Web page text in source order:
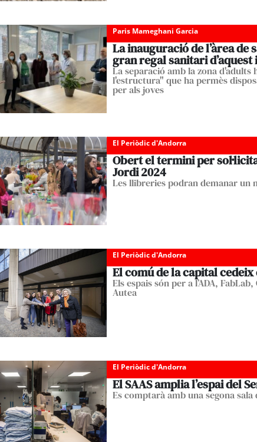
Paris Mameghani Garcia
La inauguració de l’àrea
gran regal sanitari
La separació amb la zona d'adults
l'estructura" que ha permès
per als joves
El Periòdic d'Andorra
Obert el termini per
Jordi 2024
Les llibreries podran demanar un
El Periòdic d'Andorra
El comú de la capital
Els espais són per a l’ADA,
Autea
El Periòdic d'Andorra
El SAAS amplia l’espai del
Es comptarà amb una segona sala